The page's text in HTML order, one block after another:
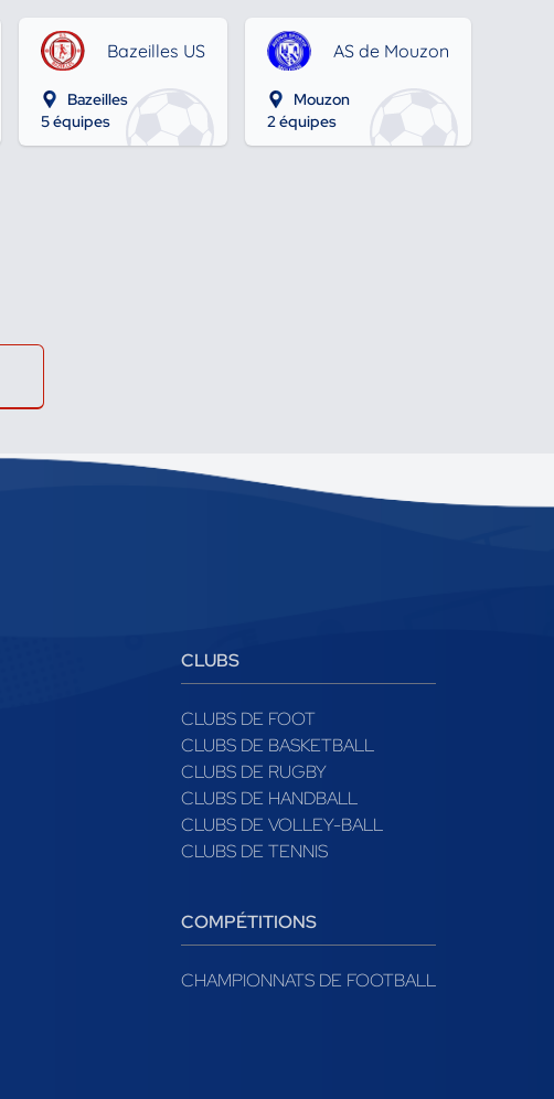
Bazeilles US
Bazeilles
5 équipes
AS de Mouzon
Mouzon
2 équipes
CLUBS
CLUBS DE FOOT
CLUBS DE BASKETBALL
CLUBS DE RUGBY
CLUBS DE HANDBALL
CLUBS DE VOLLEY-BALL
CLUBS DE TENNIS
COMPÉTITIONS
CHAMPIONNATS DE FOOTBALL